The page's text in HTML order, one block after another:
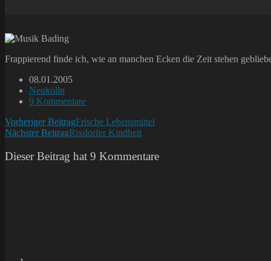
Frappierend finde ich, wie an manchen Ecken die Zeit stehen
Beitrag
veröffentlicht:
08.01.2005
Beitrags-
Kategorie:
Neukölln
Beitrags-
9 Kommentare
Weitere
Artikel
ansehen
Vorheriger BeitragFrische Lebensmittel
Nächster BeitragRixdorfer Kindheit
Dieser Beitrag hat 9 Kommentare